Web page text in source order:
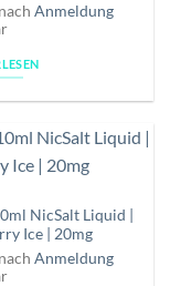
Anmeldung
NicSalt Liquid |
Ice | 20mg
Anmeldung